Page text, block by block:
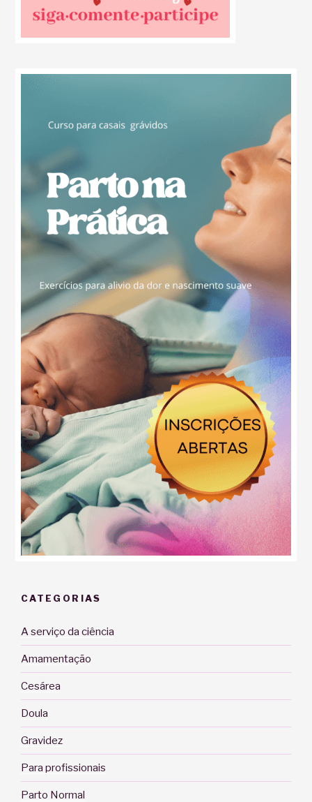
CATEGORIAS
A serviço da ciência
Amamentação
Cesárea
Doula
Gravidez
Para profissionais
Parto Normal